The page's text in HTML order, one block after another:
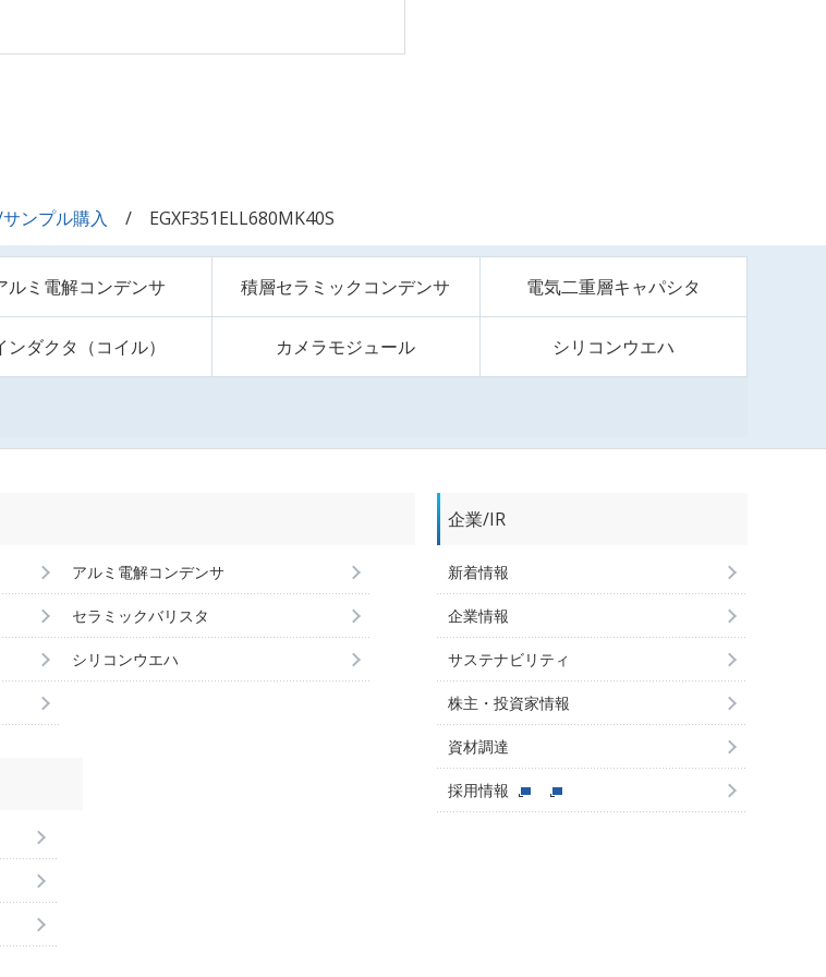
ンプル購入 EGXF351ELL680MK40S
ルミ電解コンデンサ 積層セラミックコンデンサ 電気二重層キャパシタ
ンダクタ（コイル） カメラモジュール シリコンウエハ
アルミ電解コンデンサ
セラミックバリスタ
シリコンウエハ
企業/IR
新着情報
企業情報
サステナビリティ
株主・投資家情報
資材調達
採用情報